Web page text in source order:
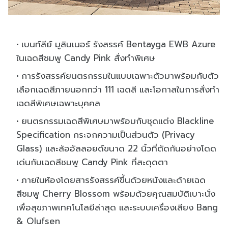
เบนท์ลีย์ มูลินเนอร์ รังสรรค์ Bentayga EWB Azure
ในเฉดสีชมพู Candy Pink สั่งทำพิเศษ
การรังสรรค์ยนตรกรรมในแบบเฉพาะตัวมาพร้อมกับตัว
เลือกเฉดสีภายนอกกว่า 111 เฉดสี และโอกาสในการสั่งทำ
เฉดสีพิเศษเฉพาะบุคคล
ยนตรกรรมเฉดสีพิเศษมาพร้อมกับชุดแต่ง Blackline
Specification กระจกความเป็นส่วนตัว (Privacy
Glass) และล้ออัลลอยด์ขนาด 22 นิ้วที่ตัดกันอย่างโดด
เด่นกับเฉดสีชมพู Candy Pink ที่สะดุดตา
ภายในห้องโดยสารรังสรรค์ขึ้นด้วยหนังและด้ายเฉด
สีชมพู Cherry Blossom พร้อมด้วยคุณสมบัติเบาะนั่ง
เพื่อสุขภาพเทคโนโลยีล่าสุด และระบบเครื่องเสียง Bang
& Olufsen